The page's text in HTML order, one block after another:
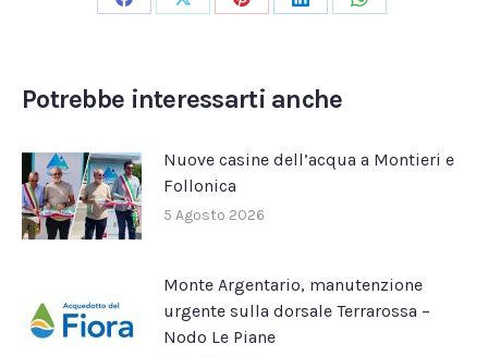
CondividiCondividiCondividiCondividiCondividi
Potrebbe interessarti anche
Nuove casine dell’acqua a Montieri e
Follonica
5 Agosto 2026
Monte Argentario, manutenzione
urgente sulla dorsale Terrarossa –
Nodo Le Piane